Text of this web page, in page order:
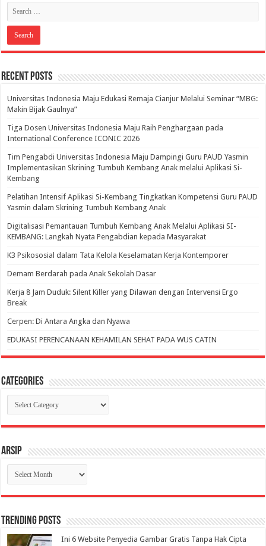
Recent Posts
Universitas Indonesia Maju Edukasi Remaja Cianjur Melalui Seminar “MBG:
Makin Bijak Gaulnya”
Tiga Dosen Universitas Indonesia Maju Raih Penghargaan pada
International Conference ICONIC 2026
Tim Pengabdi Universitas Indonesia Maju Dampingi Guru PAUD Yasmin
Implementasikan Skrining Tumbuh Kembang Anak melalui Aplikasi Si-
Kembang
Pelatihan Intensif Aplikasi Si-Kembang Tingkatkan Kompetensi Guru PAUD
Yasmin dalam Skrining Tumbuh Kembang Anak
Digitalisasi Pemantauan Tumbuh Kembang Anak Melalui Aplikasi SI-
KEMBANG: Langkah Nyata Pengabdian kepada Masyarakat
K3 Psikososial dalam Tata Kelola Keselamatan Kerja Kontemporer
Demam Berdarah pada Anak Sekolah Dasar
Kerja 8 Jam Duduk: Silent Killer yang Dilawan dengan Intervensi Ergo
Break
Cerpen: Di Antara Angka dan Nyawa
EDUKASI PERENCANAAN KEHAMILAN SEHAT PADA WUS CATIN
Categories
Categories
Arsip
Arsip
Trending Posts
Ini 6 Website Penyedia Gambar Gratis Tanpa Hak Cipta